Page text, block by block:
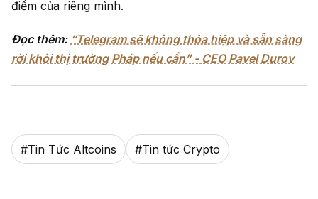
điểm của riêng mình.
Đọc thêm: “Telegram sẽ không thỏa hiệp và sẵn sàng
rời khỏi thị trường Pháp nếu cần” - CEO Pavel Durov
#Tin Tức Altcoins #Tin tức Crypto